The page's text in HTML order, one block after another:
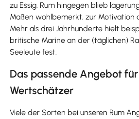
zu Essig. Rum hingegen blieb
Maßen wohlbemerkt, zur Motivation
Mehr als drei Jahrhunderte hielt
britische Marine an der (täglichen)
Seeleute fest.
Das passende Angebot
Wertschätzer
Viele der Sorten bei unseren Rum